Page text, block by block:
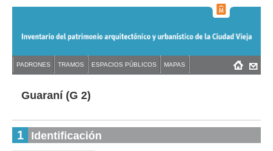
navigation
Back
topGuaraní (G 2)
1 Identificación
Back
to Menú
PADRONES TRAMOS ESPACIOS PÚBLICOS MAPAS